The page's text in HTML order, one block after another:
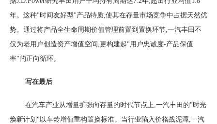
年。这种"时间友好型"产品特质,使其在存量市场竞争中占据天然优
势。通过将产品全生命周期价值管理前置到置换环节,一汽丰田不
仅为老用户创造资产增值空间,更构建起"用户忠诚度-产品保值
率"的正向循环。
写在最后
在汽车产业从增量扩张向存量的时代节点上,一汽丰田的"时光
焕新计划"以车龄增值重构置换标准。当行业陷入价格战泥潭,一汽